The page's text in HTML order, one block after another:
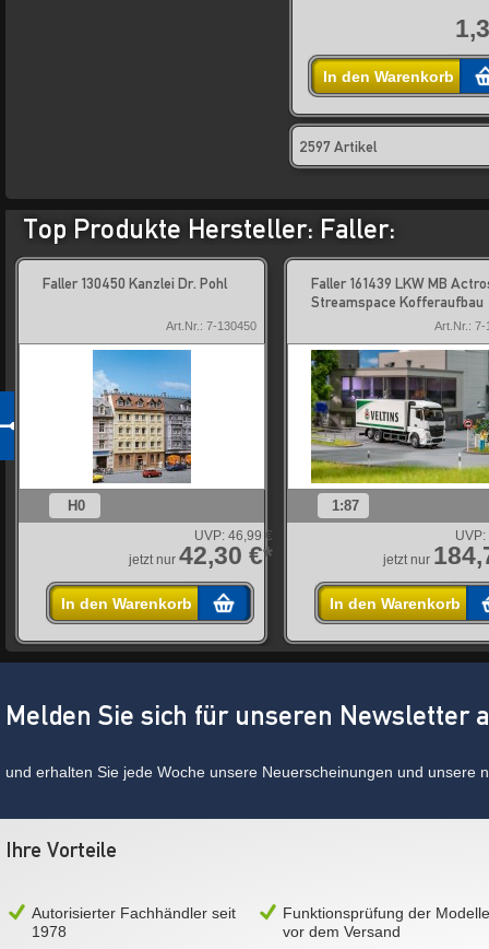
In den Warenkorb
2597 Artikel
Top Produkte Hersteller: Faller:
Faller 130450 Kanzlei Dr. Pohl
Art.Nr.: 7-130450
H0
UVP: 46,99 €
jetzt nur 42,30 €*
In den Warenkorb
Faller 161439 LKW MB
Streamspace Kofferaufbau
Art.Nr.: 7-
1:87
UVP:
jetzt nur
In den Warenkorb
Melden Sie sich für unseren Newsletter
und erhalten Sie jede Woche unsere Neuerscheinungen und unsere
Ihre Vorteile
Autorisierter Fachhändler seit
1978
Funktionsprüfung der Modelle
vor dem Versand